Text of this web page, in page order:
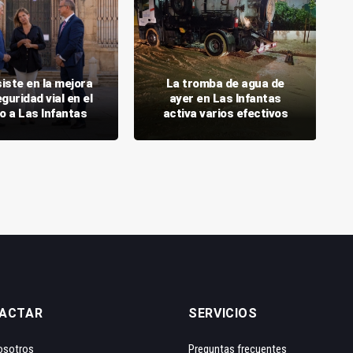
en la mejora
vial en el
a Las Infantas
La tromba de agua de
ayer en Las Infantas
activa varios efectivos
SERVICIOS
Preguntas frecuentes